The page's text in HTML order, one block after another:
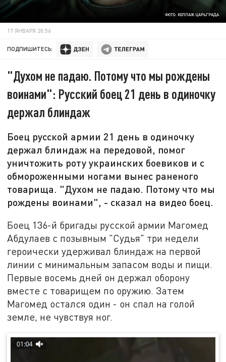
ФОТО: КОЛЛАЖ ЦАРЬГРАДА
17 ЯНВАРЯ 20:56
ПОДПИШИТЕСЬ:
"Духом не падаю. Потому что мы рождены
воинами": Русский боец 21 день в одиночку
держал блиндаж
Боец русской армии 21 день в одиночку
держал блиндаж на передовой, помог
уничтожить роту украинских боевиков и с
обмороженными ногами вынес раненого
товарища. "Духом не падаю. Потому что мы
рождены воинами", - сказал на видео боец.
Боец 136-й бригады русской армии Магомед
Абдулаев с позывным "Судья" три недели
героически удерживал блиндаж на первой
линии с минимальным запасом воды и пищи.
Первые восемь дней он держал оборону
вместе с товарищем по оружию. Затем
Магомед остался один - он спал на голой
земле, не чувствуя ног.